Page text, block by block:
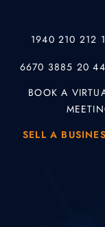
BOOK A
SELL A